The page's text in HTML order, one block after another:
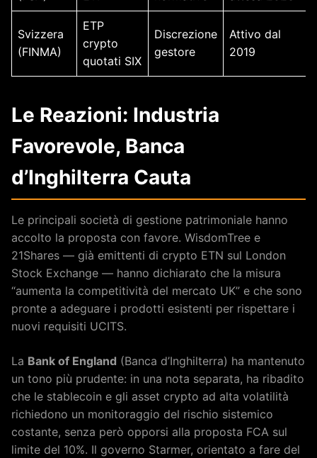
Svizzera
(FINMA)
ETP
crypto
quotati SIX
Discrezione
gestore
Attivo dal
2019
Le Reazioni: Industria
Favorevole, Banca
d’Inghilterra Cauta
Le principali società di gestione patrimoniale hanno
accolto la proposta con favore. WisdomTree e
21Shares — già emittenti di crypto ETN sul London
Stock Exchange — hanno dichiarato che la misura
“aumenta la competitività del mercato UK” e che sono
pronte a adeguare i prodotti esistenti per rispettare i
nuovi requisiti UCITS.
La Bank of England (Banca d’Inghilterra) ha mantenuto
un tono più prudente: in una nota separata, ha ribadito
che le stablecoin e gli asset crypto ad alta volatilità
richiedono un monitoraggio del rischio sistemico
costante, senza però opporsi alla proposta FCA sul
limite del 10%. Il governo Starmer, orientato a fare del